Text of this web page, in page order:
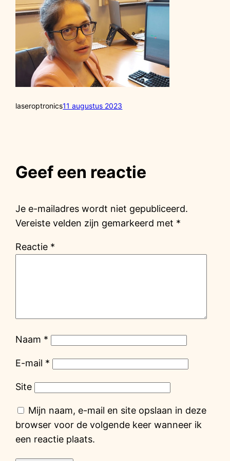
laseroptronics11 augustus 2023
Geef een reactie
Je e-mailadres wordt niet gepubliceerd.
Vereiste velden zijn gemarkeerd met *
Reactie *
Naam *
E-mail *
Site
Mijn naam, e-mail en site opslaan in deze
browser voor de volgende keer wanneer ik
een reactie plaats.